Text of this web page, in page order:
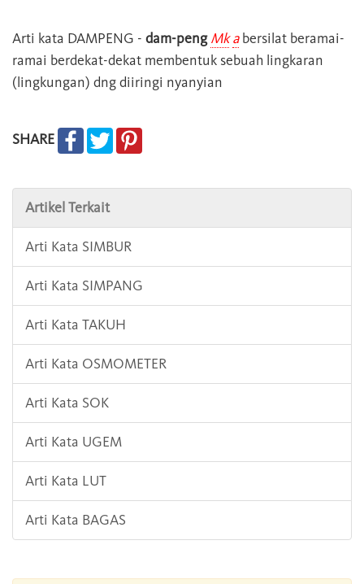
Arti kata DAMPENG - dam-peng Mk abersilat beramai-
ramai berdekat-dekat membentuk sebuah lingkaran
(lingkungan) dng diiringi nyanyian
SHARE
Artikel Terkait
Arti Kata SIMBUR
Arti Kata SIMPANG
Arti Kata TAKUH
Arti Kata OSMOMETER
Arti Kata SOK
Arti Kata UGEM
Arti Kata LUT
Arti Kata BAGAS